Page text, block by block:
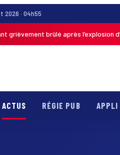
2026 · 04h55
brûlé après l’explosion
ACTUS RÉGIE PUB APPLI